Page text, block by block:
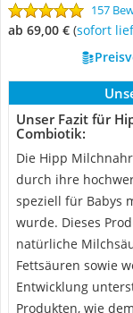
157
ab 69,00 € ( Sofort
Unser Fazit für
Combiotik:
Die Hipp
durch ihre
speziell für Babys
wurde. Dieses
natürliche
Fettsäuren sowie
Entwicklung
Produkten, wie